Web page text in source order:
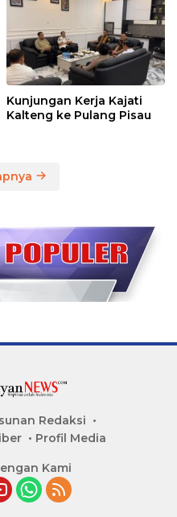
Kunjungan Kerja Kajati
Kalteng ke Pulang Pisau
Redaksi
Profil Media
Kami